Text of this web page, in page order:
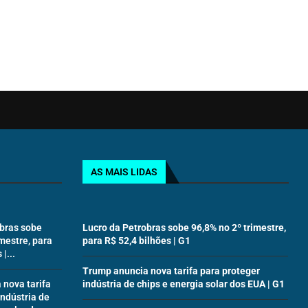
sobe
para
|...
nova tarifa
de
AS MAIS LIDAS
Lucro da Petrobras sobe 96,8% no 2º trimestre,
para R$ 52,4 bilhões | G1
Trump anuncia nova tarifa para proteger
indústria de chips e energia solar dos EUA | G1